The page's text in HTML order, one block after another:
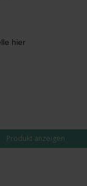
hier
Produkt anzeigen